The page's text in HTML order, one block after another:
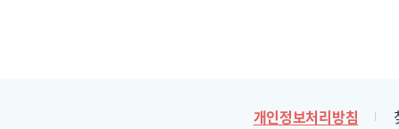
개인정보처리방침